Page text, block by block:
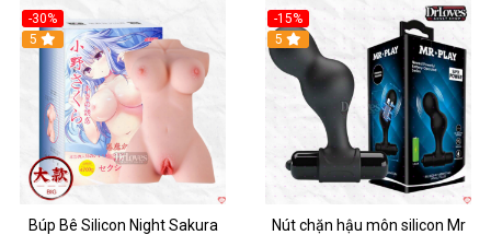
-30%
Hot
5
Búp Bê Silicon Night Sakura
-15%
Hot
5
Nút chặn hậu môn silicon Mr